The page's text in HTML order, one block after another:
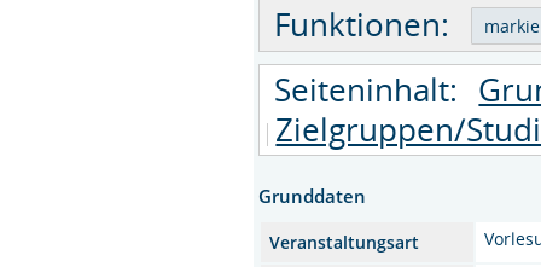
Funktionen:
Seiteninhalt:
Zielgruppen/
Grunddaten
Veranstaltungsart